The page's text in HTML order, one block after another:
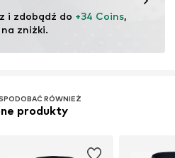
i zdobądź do +34 Coins,
zniżki.
RÓWNIEŻ
produkty